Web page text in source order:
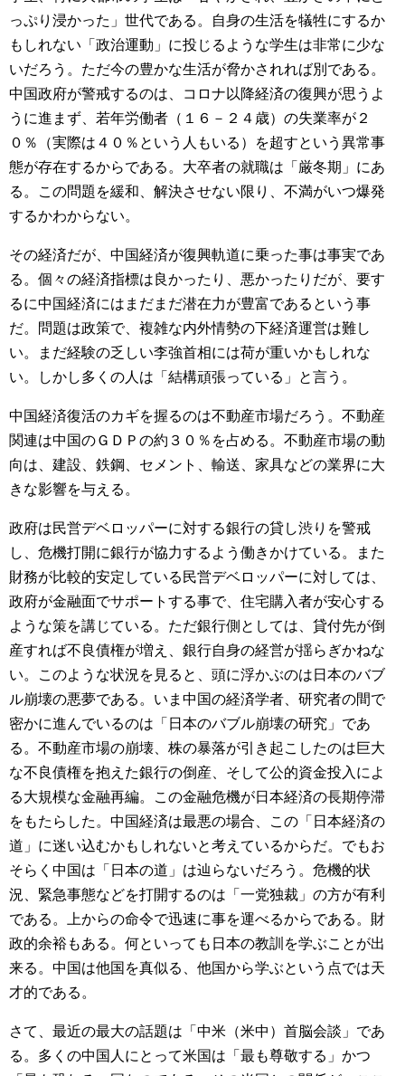
っぷり浸かった」世代である。自身の生活を犠牲にするか
もしれない「政治運動」に投じるような学生は非常に少な
いだろう。ただ今の豊かな生活が脅かされれば別である。
中国政府が警戒するのは、コロナ以降経済の復興が思うよ
うに進まず、若年労働者（１６－２４歳）の失業率が２
０％（実際は４０％という人もいる）を超すという異常事
態が存在するからである。大卒者の就職は「厳冬期」にあ
る。この問題を緩和、解決させない限り、不満がいつ爆発
するかわからない。
その経済だが、中国経済が復興軌道に乗った事は事実であ
る。個々の経済指標は良かったり、悪かったりだが、要す
るに中国経済にはまだまだ潜在力が豊富であるという事
だ。問題は政策で、複雑な内外情勢の下経済運営は難し
い。まだ経験の乏しい李強首相には荷が重いかもしれな
い。しかし多くの人は「結構頑張っている」と言う。
中国経済復活のカギを握るのは不動産市場だろう。不動産
関連は中国のＧＤＰの約３０％を占める。不動産市場の動
向は、建設、鉄鋼、セメント、輸送、家具などの業界に大
きな影響を与える。
政府は民営デベロッパーに対する銀行の貸し渋りを警戒
し、危機打開に銀行が協力するよう働きかけている。また
財務が比較的安定している民営デベロッパーに対しては、
政府が金融面でサポートする事で、住宅購入者が安心する
ような策を講じている。ただ銀行側としては、貸付先が倒
産すれば不良債権が増え、銀行自身の経営が揺らぎかねな
い。このような状況を見ると、頭に浮かぶのは日本のバブ
ル崩壊の悪夢である。いま中国の経済学者、研究者の間で
密かに進んでいるのは「日本のバブル崩壊の研究」であ
る。不動産市場の崩壊、株の暴落が引き起こしたのは巨大
な不良債権を抱えた銀行の倒産、そして公的資金投入によ
る大規模な金融再編。この金融危機が日本経済の長期停滞
をもたらした。中国経済は最悪の場合、この「日本経済の
道」に迷い込むかもしれないと考えているからだ。でもお
そらく中国は「日本の道」は辿らないだろう。危機的状
況、緊急事態などを打開するのは「一党独裁」の方が有利
である。上からの命令で迅速に事を運べるからである。財
政的余裕もある。何といっても日本の教訓を学ぶことが出
来る。中国は他国を真似る、他国から学ぶという点では天
才的である。
さて、最近の最大の話題は「中米（米中）首脳会談」であ
る。多くの中国人にとって米国は「最も尊敬する」かつ